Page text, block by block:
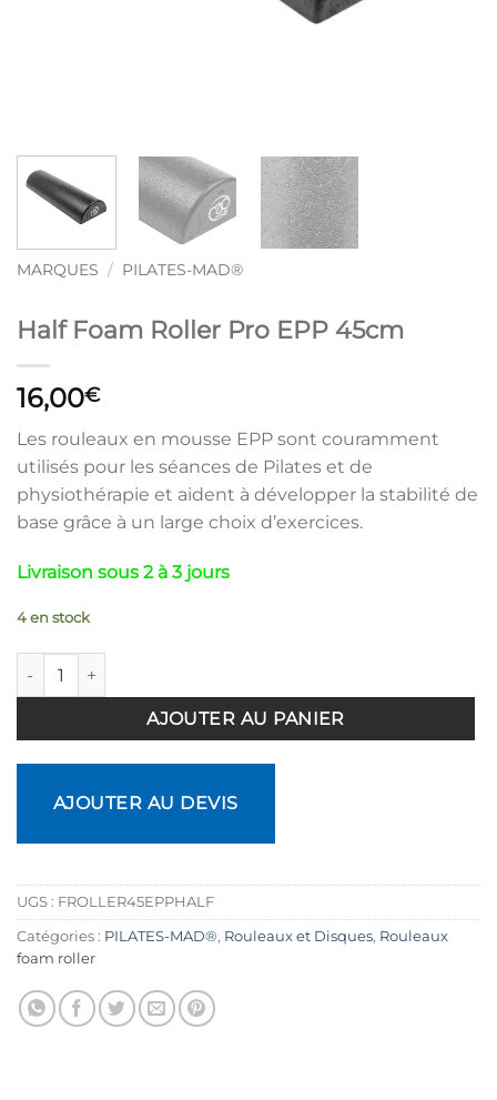
MARQUES / PILATES-MAD®
Half Foam Roller Pro EPP 45cm
16,00€
Les rouleaux en mousse EPP sont couramment
utilisés pour les séances de Pilates et de
physiothérapie et aident à développer la stabilité de
base grâce à un large choix d’exercices.
Livraison sous 2 à 3 jours
4 en stock
quantité de Half Foam Roller Pro EPP 45cm
AJOUTER AU PANIER
AJOUTER AU DEVIS
UGS : FROLLER45EPPHALF
Catégories : PILATES-MAD®, Rouleaux et Disques, Rouleaux
foam roller